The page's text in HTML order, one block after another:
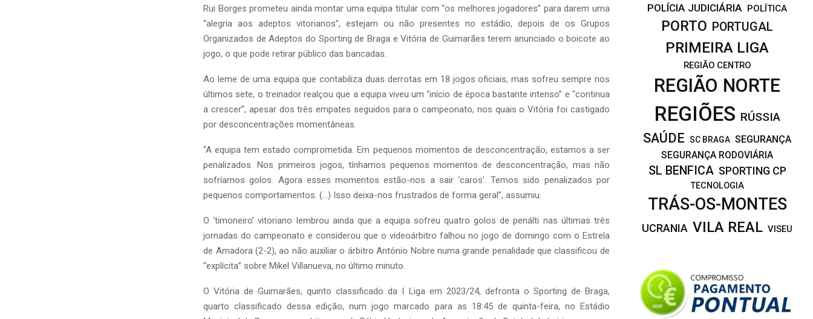
Rui Borges prometeu ainda montar uma equipa titular com “os melhores jogadores” para darem uma
“alegria aos adeptos vitorianos”, estejam ou não presentes no estádio, depois de os Grupos
Organizados de Adeptos do Sporting de Braga e Vitória de Guimarães terem anunciado o boicote ao
jogo, o que pode retirar público das bancadas.
Ao leme de uma equipa que contabiliza duas derrotas em 18 jogos oficiais, mas sofreu sempre nos
últimos sete, o treinador realçou que a equipa viveu um “início de época bastante intenso” e “continua
a crescer”, apesar dos três empates seguidos para o campeonato, nos quais o Vitória foi castigado
por desconcentrações momentâneas.
“A equipa tem estado comprometida. Em pequenos momentos de desconcentração, estamos a ser
penalizados. Nos primeiros jogos, tínhamos pequenos momentos de desconcentração, mas não
sofríamos golos. Agora esses momentos estão-nos a sair ‘caros’. Temos sido penalizados por
pequenos comportamentos. (…) Isso deixa-nos frustrados de forma geral”, assumiu.
O ‘timoneiro’ vitoriano lembrou ainda que a equipa sofreu quatro golos de penálti nas últimas três
jornadas do campeonato e considerou que o videoárbitro falhou no jogo de domingo com o Estrela
de Amadora (2-2), ao não auxiliar o árbitro António Nobre numa grande penalidade que classificou de
“explícita” sobre Mikel Villanueva, no último minuto.
O Vitória de Guimarães, quinto classificado da I Liga em 2023/24, defronta o Sporting de Braga,
quarto classificado dessa edição, num jogo marcado para as 18:45 de quinta-feira, no Estádio
POLÍCIA JUDICIÁRIA POLÍTICA
PORTO PORTUGAL
PRIMEIRA LIGA
REGIÃO CENTRO
REGIÃO NORTE
REGIÕES RÚSSIA
SAÚDE SC BRAGA SEGURANÇA
SEGURANÇA RODOVIÁRIA
SL BENFICA SPORTING CP
TECNOLOGIA
TRÁS-OS-MONTES
UCRANIA VILA REAL VISEU